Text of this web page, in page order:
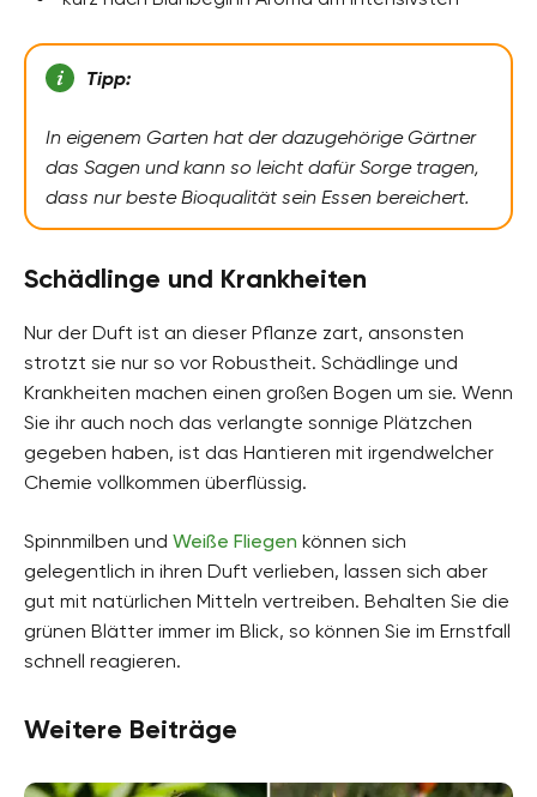
Tipp:
In eigenem Garten hat der dazugehörige Gärtner
das Sagen und kann so leicht dafür Sorge tragen,
dass nur beste Bioqualität sein Essen bereichert.
Schädlinge und Krankheiten
Nur der Duft ist an dieser Pflanze zart, ansonsten
strotzt sie nur so vor Robustheit. Schädlinge und
Krankheiten machen einen großen Bogen um sie. Wenn
Sie ihr auch noch das verlangte sonnige Plätzchen
gegeben haben, ist das Hantieren mit irgendwelcher
Chemie vollkommen überflüssig.
Spinnmilben und Weiße Fliegen können sich
gelegentlich in ihren Duft verlieben, lassen sich aber
gut mit natürlichen Mitteln vertreiben. Behalten Sie die
grünen Blätter immer im Blick, so können Sie im Ernstfall
schnell reagieren.
Weitere Beiträge